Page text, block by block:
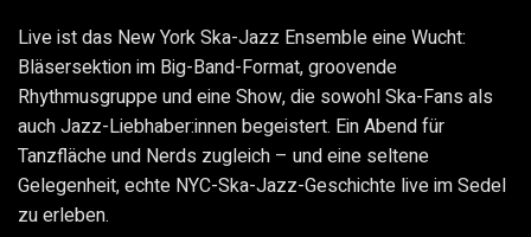
Live ist das New York Ska-Jazz Ensemble eine Wucht:
Bläsersektion im Big-Band-Format, groovende
Rhythmusgruppe und eine Show, die sowohl Ska-Fans als
auch Jazz-Liebhaber:innen begeistert. Ein Abend für
Tanzfläche und Nerds zugleich – und eine seltene
Gelegenheit, echte NYC-Ska-Jazz-Geschichte live im Sedel
zu erleben.